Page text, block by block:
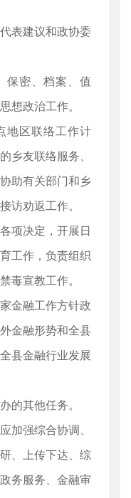
表建议和政协委
保密、档案、值
想政治工作。
地区联络工作计
乡友联络服务、
助有关部门和乡
访劝返工作。
项决定，开展日
工作，负责组织
毒宣教工作。
金融工作方针政
金融形势和全县
县金融行业发展
的其他任务。
加强综合协调、
、上传下达、综
务服务、金融审